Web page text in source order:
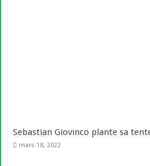
Sebastian Giovinco plante sa
mars 18, 2022